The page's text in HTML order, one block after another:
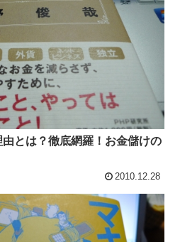
とは？徹底網羅！お金儲けの
2010.12.28